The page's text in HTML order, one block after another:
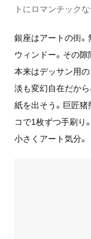
トにロマンチック
銀座はアートの街
ウィンドー。その隙
本来はデッサン用
淡も変幻自在だか
紙を出そう。巨匠
コで1枚ずつ手刷り
小さくアート気分。